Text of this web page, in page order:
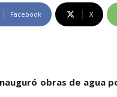
Facebook X
obras de agua